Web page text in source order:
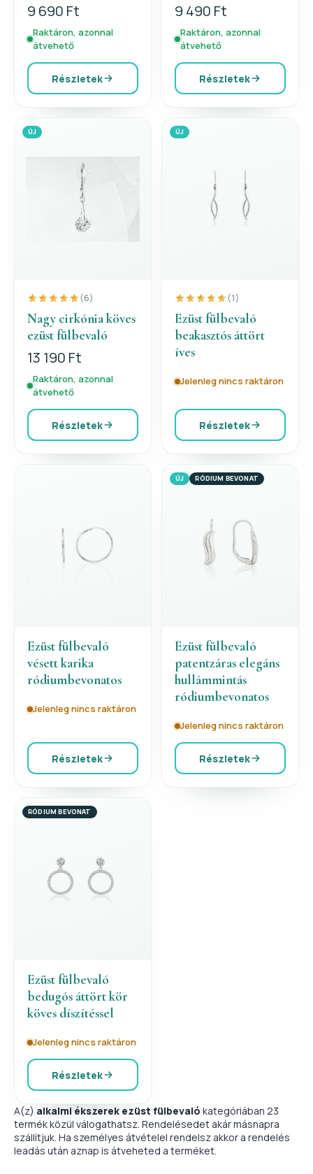
9 690 Ft
Raktáron, azonnal
átvehető
Részletek
9 490 Ft
Raktáron, azonnal
átvehető
Részletek
ÚJ
(6)
Nagy cirkónia köves
ezüst fülbevaló
13 190 Ft
Raktáron, azonnal
átvehető
Részletek
ÚJ
(1)
Ezüst fülbevaló
beakasztós áttört
íves
Jelenleg nincs raktáron
Részletek
Ezüst fülbevaló
vésett karika
ródiumbevonatos
Jelenleg nincs raktáron
Részletek
ÚJ RÓDIUM BEVONAT
Ezüst fülbevaló
patentzáras elegáns
hullámmintás
ródiumbevonatos
Jelenleg nincs raktáron
Részletek
RÓDIUM BEVONAT
Ezüst fülbevaló
bedugós áttört kör
köves díszítéssel
Jelenleg nincs raktáron
Részletek
A(z) alkalmi ékszerek ezüst fülbevaló kategóriában 23
termék közül válogathatsz. Rendelésedet akár másnapra
szállítjuk. Ha személyes átvételel rendelsz akkor a rendelés
leadás után aznap is átveheted a terméket.